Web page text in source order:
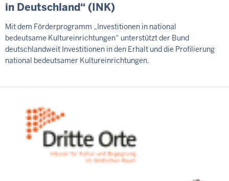
in Deutschland“ (INK)
Mit dem Förderprogramm „Investitionen in national
bedeutsame Kultureinrichtungen“ unterstützt der Bund
deutschlandweit Investitionen in den Erhalt und die Profilierung
national bedeutsamer Kultureinrichtungen.